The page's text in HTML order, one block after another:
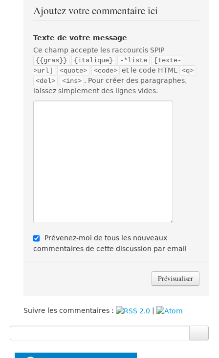
Ajoutez votre commentaire ici
Texte de votre message
Ce champ accepte les raccourcis SPIP
{{gras}}
{italique} -*liste
[texte-
>url]
<quote> <code> et le code HTML
<q>
<del>
<ins> . Pour créer des paragraphes,
laissez simplement des lignes vides.
Prévenez-moi de tous les nouveaux
commentaires de cette discussion par email
Suivre les commentaires : |